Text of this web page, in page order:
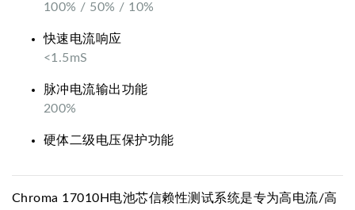
100% / 50% / 10%
快速电流响应
<1.5mS
脉冲电流输出功能
200%
硬体二级电压保护功能
Chroma 17010H电池芯信赖性测试系统是专为高电流/高